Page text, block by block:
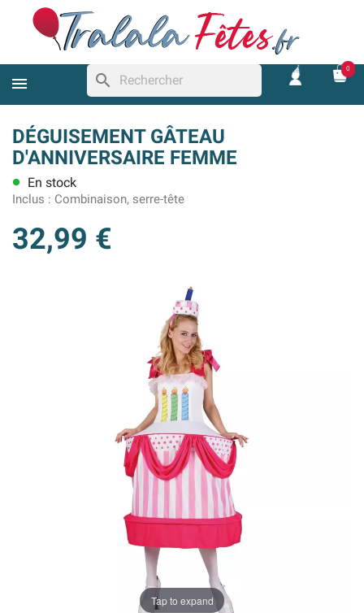
search
0
DÉGUISEMENT GÂTEAU
D'ANNIVERSAIRE FEMME
lens En stock
Inclus : Combinaison, serre-tête
32,99 €
Tap to expand